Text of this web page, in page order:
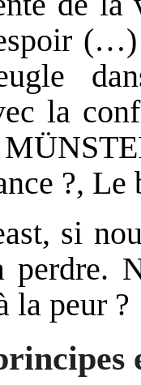
(…)
la
?, Le
si
perdre.
la peur ?